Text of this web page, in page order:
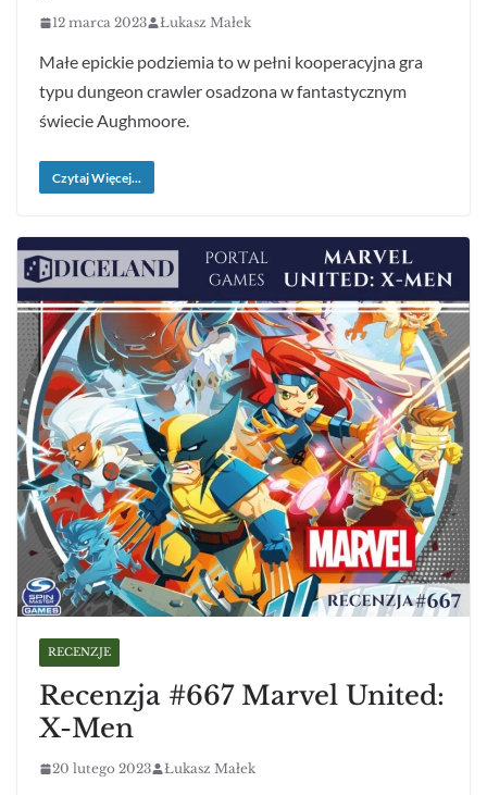
12 marca 2023 Łukasz Małek
Małe epickie podziemia to w pełni kooperacyjna gra
typu dungeon crawler osadzona w fantastycznym
świecie Aughmoore.
Czytaj Więcej...
RECENZJE
Recenzja #667 Marvel United:
X-Men
20 lutego 2023 Łukasz Małek